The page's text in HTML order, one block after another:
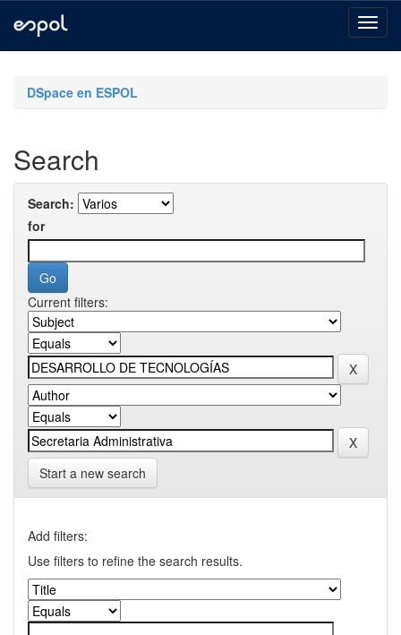
navigationDSpace en ESPOL
Search
Search:
for
Current filters:
Start a new search
Add filters:
Use filters to refine the search results.